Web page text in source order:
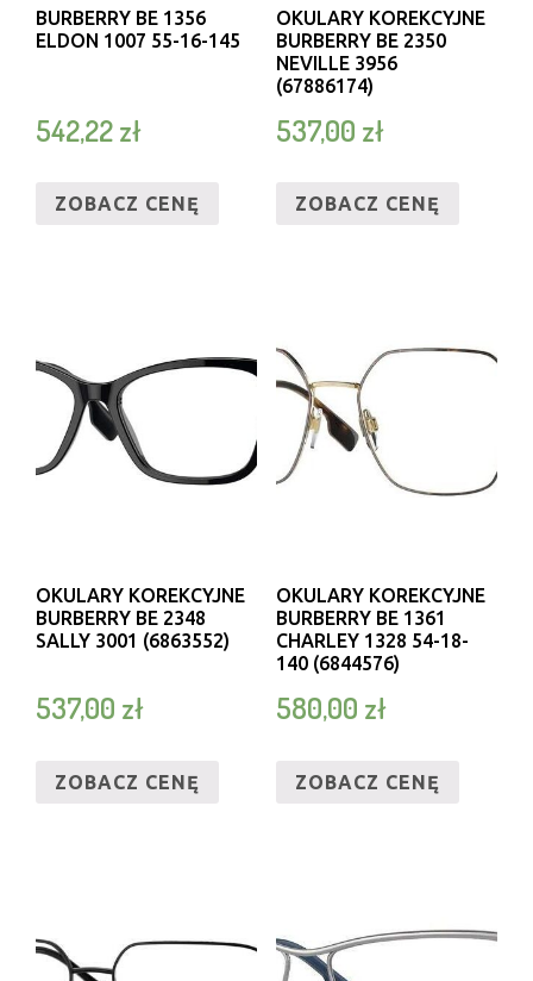
BURBERRY BE 1356
ELDON 1007 55-16-145
542,22zł
ZOBACZ CENĘ
OKULARY KOREKCYJNE
BURBERRY BE 2350
NEVILLE 3956
(67886174)
537,00 zł
ZOBACZ CENĘ
OKULARY KOREKCYJNE
BURBERRY BE 2348
SALLY 3001 (6863552)
537,00 zł
ZOBACZ CENĘ
OKULARY KOREKCYJNE
BURBERRY BE 1361
CHARLEY 1328 54-18-
140 (6844576)
580,00 zł
ZOBACZ CENĘ